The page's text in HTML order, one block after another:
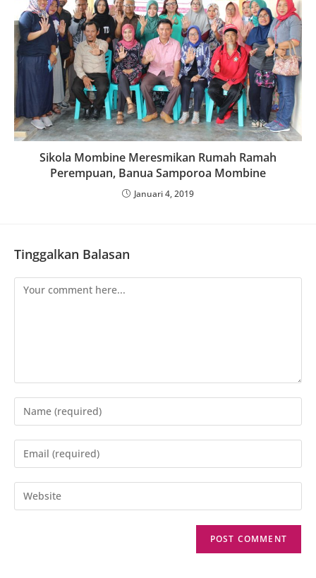
Sikola Mombine Meresmikan Rumah Ramah
Perempuan, Banua Samporoa Mombine
Januari 4, 2019
Tinggalkan Balasan
Comment
Enter
your
name
comment
Enter
your
email
address
Enter
your